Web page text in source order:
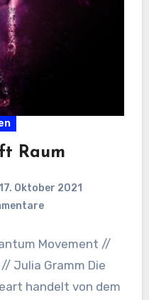
Raum
17. Oktober 2021
Movement //
Julia Gramm Die
handelt von dem